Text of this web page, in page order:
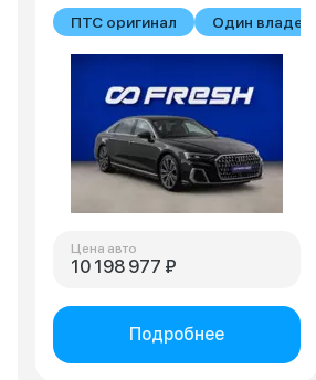
ПТС оригинал Один
Цена авто
10 198 977 ₽
Подробнее